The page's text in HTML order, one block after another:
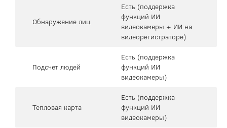
Обнаружение лиц
Есть (поддержка
функций ИИ
видеокамеры + ИИ на
видеорегистраторе)
Подсчет людей
Есть (поддержка
функций ИИ
видеокамеры)
Тепловая карта
Есть (поддержка
функций ИИ
видеокамеры)